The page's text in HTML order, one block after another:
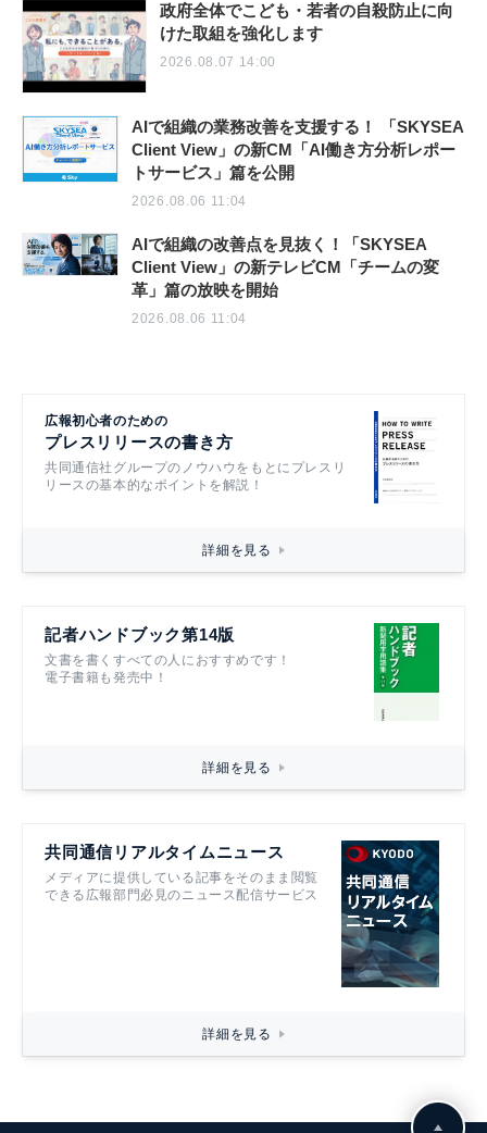
政府全体でこども・若者の自殺防止に向
けた取組を強化します
2026.08.07 14:00
AIで組織の業務改善を支援する！ 「SKYSEA
Client View」の新CM「AI働き方分析レポー
トサービス」篇を公開
2026.08.06 11:04
AIで組織の改善点を見抜く！「SKYSEA
Client View」の新テレビCM「チームの変
革」篇の放映を開始
2026.08.06 11:04
広報初心者のための
プレスリリースの書き方
共同通信社グループのノウハウをもとにプレスリ
リースの基本的なポイントを解説！
詳細を見る
記者ハンドブック第14版
文書を書くすべての人におすすめです！
電子書籍も発売中！
詳細を見る
共同通信リアルタイムニュース
メディアに提供している記事をそのまま閲覧
できる広報部門必見のニュース配信サービス
詳細を見る